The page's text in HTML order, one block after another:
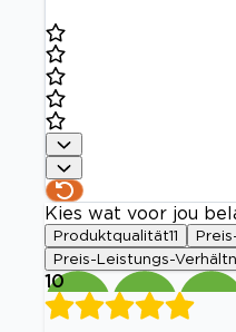
Kies wat voor jou
Produktqualität11
Preis-Leistungs-
10